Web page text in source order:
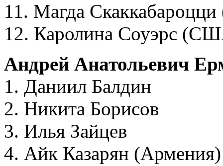
11. Магда Скаккабароцци
12. Каролина Соуэрс
Андрей Анатольевич
1. Даниил Балдин
2. Никита Борисов
3. Илья Зайцев
4. Айк Казарян (Армения)